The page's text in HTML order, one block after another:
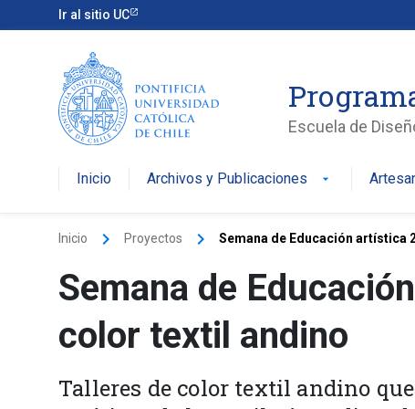
Ir al sitio UC
Escuela de
Inicio Archivos y Publicaciones arrow_drop_down
Inicio keyboard_arrow_right Proyectos keyboard_arrow_right Semana de Educación artística
Semana de
color textil andino
Talleres de color textil andino